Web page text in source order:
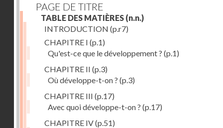
PAGE DE TITRE
TABLE DES MATIÈRES (n.n.)
INTRODUCTION (p.r7)
CHAPITRE I (p.1)
Qu'est-ce que le développement ? (p.1)
CHAPITRE II (p.3)
Où développe-t-on ? (p.3)
CHAPITRE III (p.17)
Avec quoi développe-t-on ? (p.17)
CHAPITRE IV(p.51)